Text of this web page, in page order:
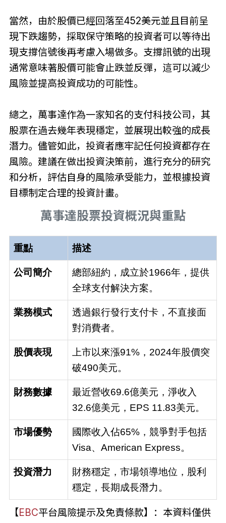
當然，由於股價已經回落至452美元並且目前呈
現下跌趨勢，採取保守策略的投資者可以等待出
現支撐信號後再考慮入場做多。支撐訊號的出現
通常意味著股價可能會止跌並反彈，這可以減少
風險並提高投資成功的可能性。
總之，萬事達作為一家知名的支付科技公司，其
股票在過去幾年表現穩定，並展現出較強的成長
潛力。儘管如此，投資者應牢記任何投資都存在
風險。建議在做出投資決策前，進行充分的研究
和分析，評估自身的風險承受能力，並根據投資
目標制定合理的投資計畫。
萬事達股票投資概況與重點
重點 描述
公司簡介
總部紐約，成立於1966年，提供
全球支付解決方案。
業務模式
透過銀行發行支付卡，不直接面
對消費者。
股價表現
上市以來漲91%，2024年股價突
破490美元。
財務數據
最近營收69.6億美元，淨收入
32.6億美元，EPS 11.83美元。
市場優勢
國際收入佔65%，競爭對手包括
Visa、American Express。
投資潛力
財務穩定，市場領導地位，股利
穩定，長期成長潛力。
【EBC平台風險提示及免責條款】：本資料僅供